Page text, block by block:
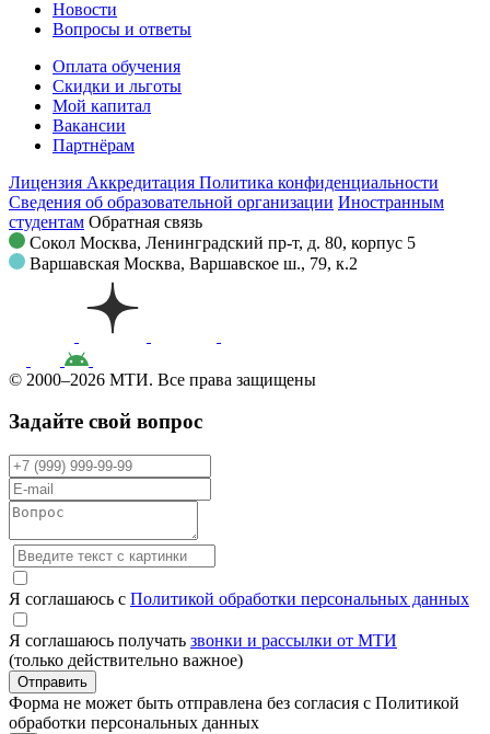
Новости
Вопросы и ответы
Оплата обучения
Скидки и льготы
Мой капитал
Вакансии
Партнёрам
Лицензия Аккредитация Политика конфиденциальности
Сведения об образовательной организации Иностранным
студентам Обратная связь
Сокол Москва, Ленинградский пр-т, д. 80, корпус 5
Варшавская Москва, Варшавское ш., 79, к.2
© 2000–2026 МТИ. Все права защищены
Задайте свой вопрос
Я соглашаюсь с Политикой обработки персональных данных
Я соглашаюсь получать звонки и рассылки от МТИ
(только действительно важное)
Отправить
Форма не может быть отправлена без согласия с Политикой
обработки персональных данных